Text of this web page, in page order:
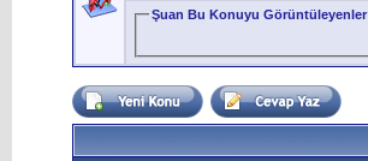
Şuan Bu Konuyu Görüntüleyenler